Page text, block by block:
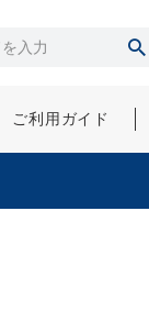
ご利用ガイド